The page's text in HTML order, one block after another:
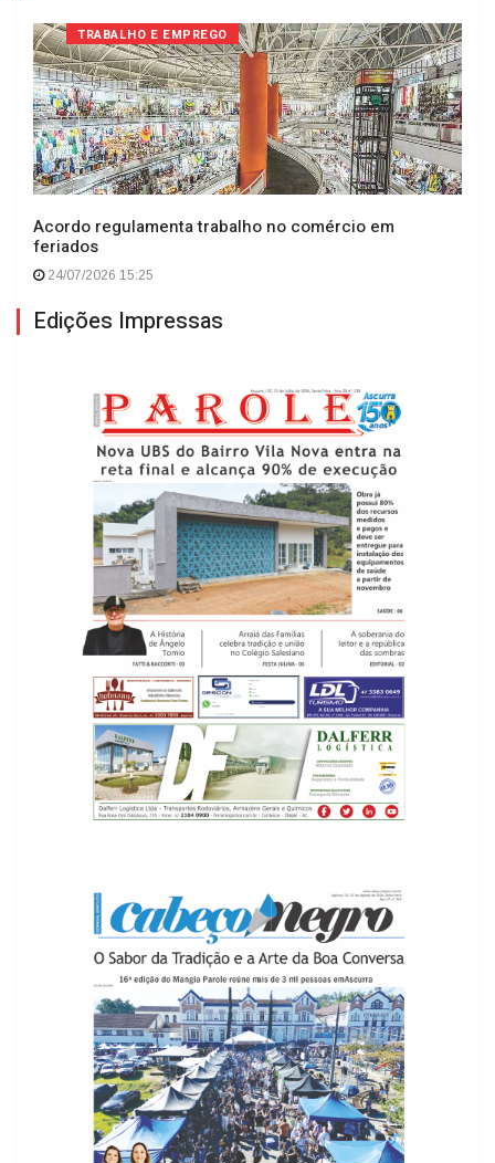
TRABALHO E EMPREGO
Acordo regulamenta trabalho no comércio em
feriados
24/07/2026 15:25
Edições Impressas